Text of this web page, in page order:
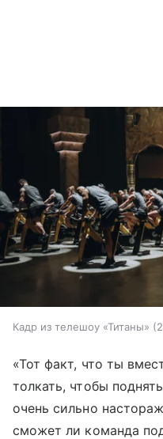
Кадр из телешоу «Титаны»
«Тот факт, что ты
толкать, чтобы
очень сильно
сможет ли команда